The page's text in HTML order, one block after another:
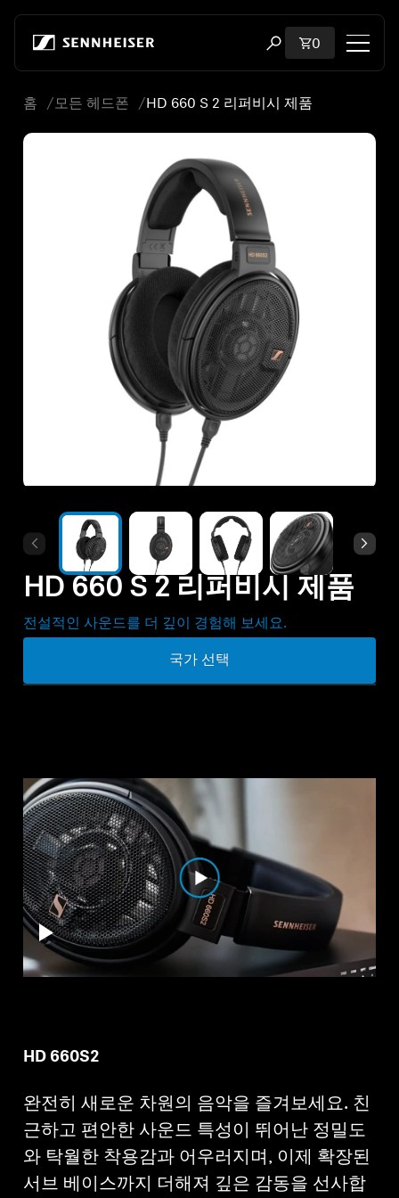
검색 모달 열기
장바구니에
0
쇼핑
모든 오디오파일용 헤드폰
동글 및 송신기
부품 및 액세서리
탐색하기
회사 소개
기술
사운드 스페이스
전문적인
홈 모든 헤드폰 HD 660 S 2 리퍼비시 제품
HD 660 S 2 리퍼비시 제품
전설적인 사운드를 더 깊이 경험해 보세요.
국가 선택
HD 660S2
완전히 새로운 차원의 음악을 즐겨보세요. 친
근하고 편안한 사운드 특성이 뛰어난 정밀도
와 탁월한 착용감과 어우러지며, 이제 확장된
서브 베이스까지 더해져 깊은 감동을 선사합